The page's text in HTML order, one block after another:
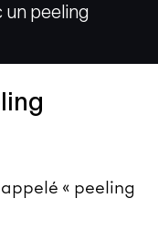
un peeling
« peeling